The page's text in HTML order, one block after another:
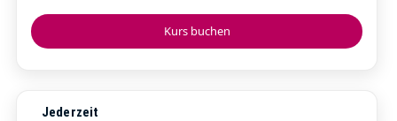
Kurs buchen
Jederzeit